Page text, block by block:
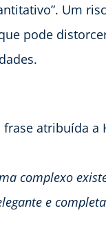
Um
pode
atribuída a
complexo
e